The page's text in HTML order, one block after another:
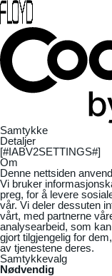
Samtykke
Detaljer
[#IABV2SETTINGS#]
Om
Denne nettsiden
Vi bruker
preg, for å levere
vår. Vi deler dessuten
vårt, med partnerne
analysearbeid, som
gjort tilgjengelig for
av tjenestene deres.
Samtykkevalg
Nødvendig